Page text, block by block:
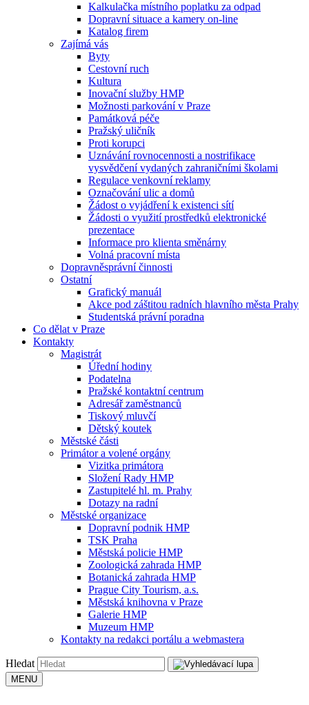
Kalkulačka místního poplatku za odpad
Dopravní situace a kamery on-line
Katalog firem
Zajímá vás
Byty
Cestovní ruch
Kultura
Inovační služby HMP
Možnosti parkování v Praze
Památková péče
Pražský uličník
Proti korupci
Uznávání rovnocennosti a nostrifikace
vysvědčení vydaných zahraničními školami
Regulace venkovní reklamy
Označování ulic a domů
Žádost o vyjádření k existenci sítí
Žádosti o využití prostředků elektronické
prezentace
Informace pro klienta směnárny
Volná pracovní místa
Dopravněsprávní činnosti
Ostatní
Grafický manuál
Akce pod záštitou radních hlavního města Prahy
Studentská právní poradna
Co dělat v Praze
Kontakty
Magistrát
Úřední hodiny
Podatelna
Pražské kontaktní centrum
Adresář zaměstnanců
Tiskový mluvčí
Dětský koutek
Městské části
Primátor a volené orgány
Vizitka primátora
Složení Rady HMP
Zastupitelé hl. m. Prahy
Dotazy na radní
Městské organizace
Dopravní podnik HMP
TSK Praha
Městská policie HMP
Zoologická zahrada HMP
Botanická zahrada HMP
Prague City Tourism, a.s.
Městská knihovna v Praze
Galerie HMP
Muzeum HMP
Kontakty na redakci portálu a webmastera
Hledat
MENU